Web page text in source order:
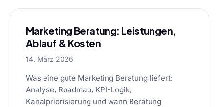
Marketing Beratung: Leistungen,
Ablauf & Kosten
14. März 2026
Was eine gute Marketing Beratung liefert:
Analyse, Roadmap, KPI-Logik,
Kanalpriorisierung und wann Beratung